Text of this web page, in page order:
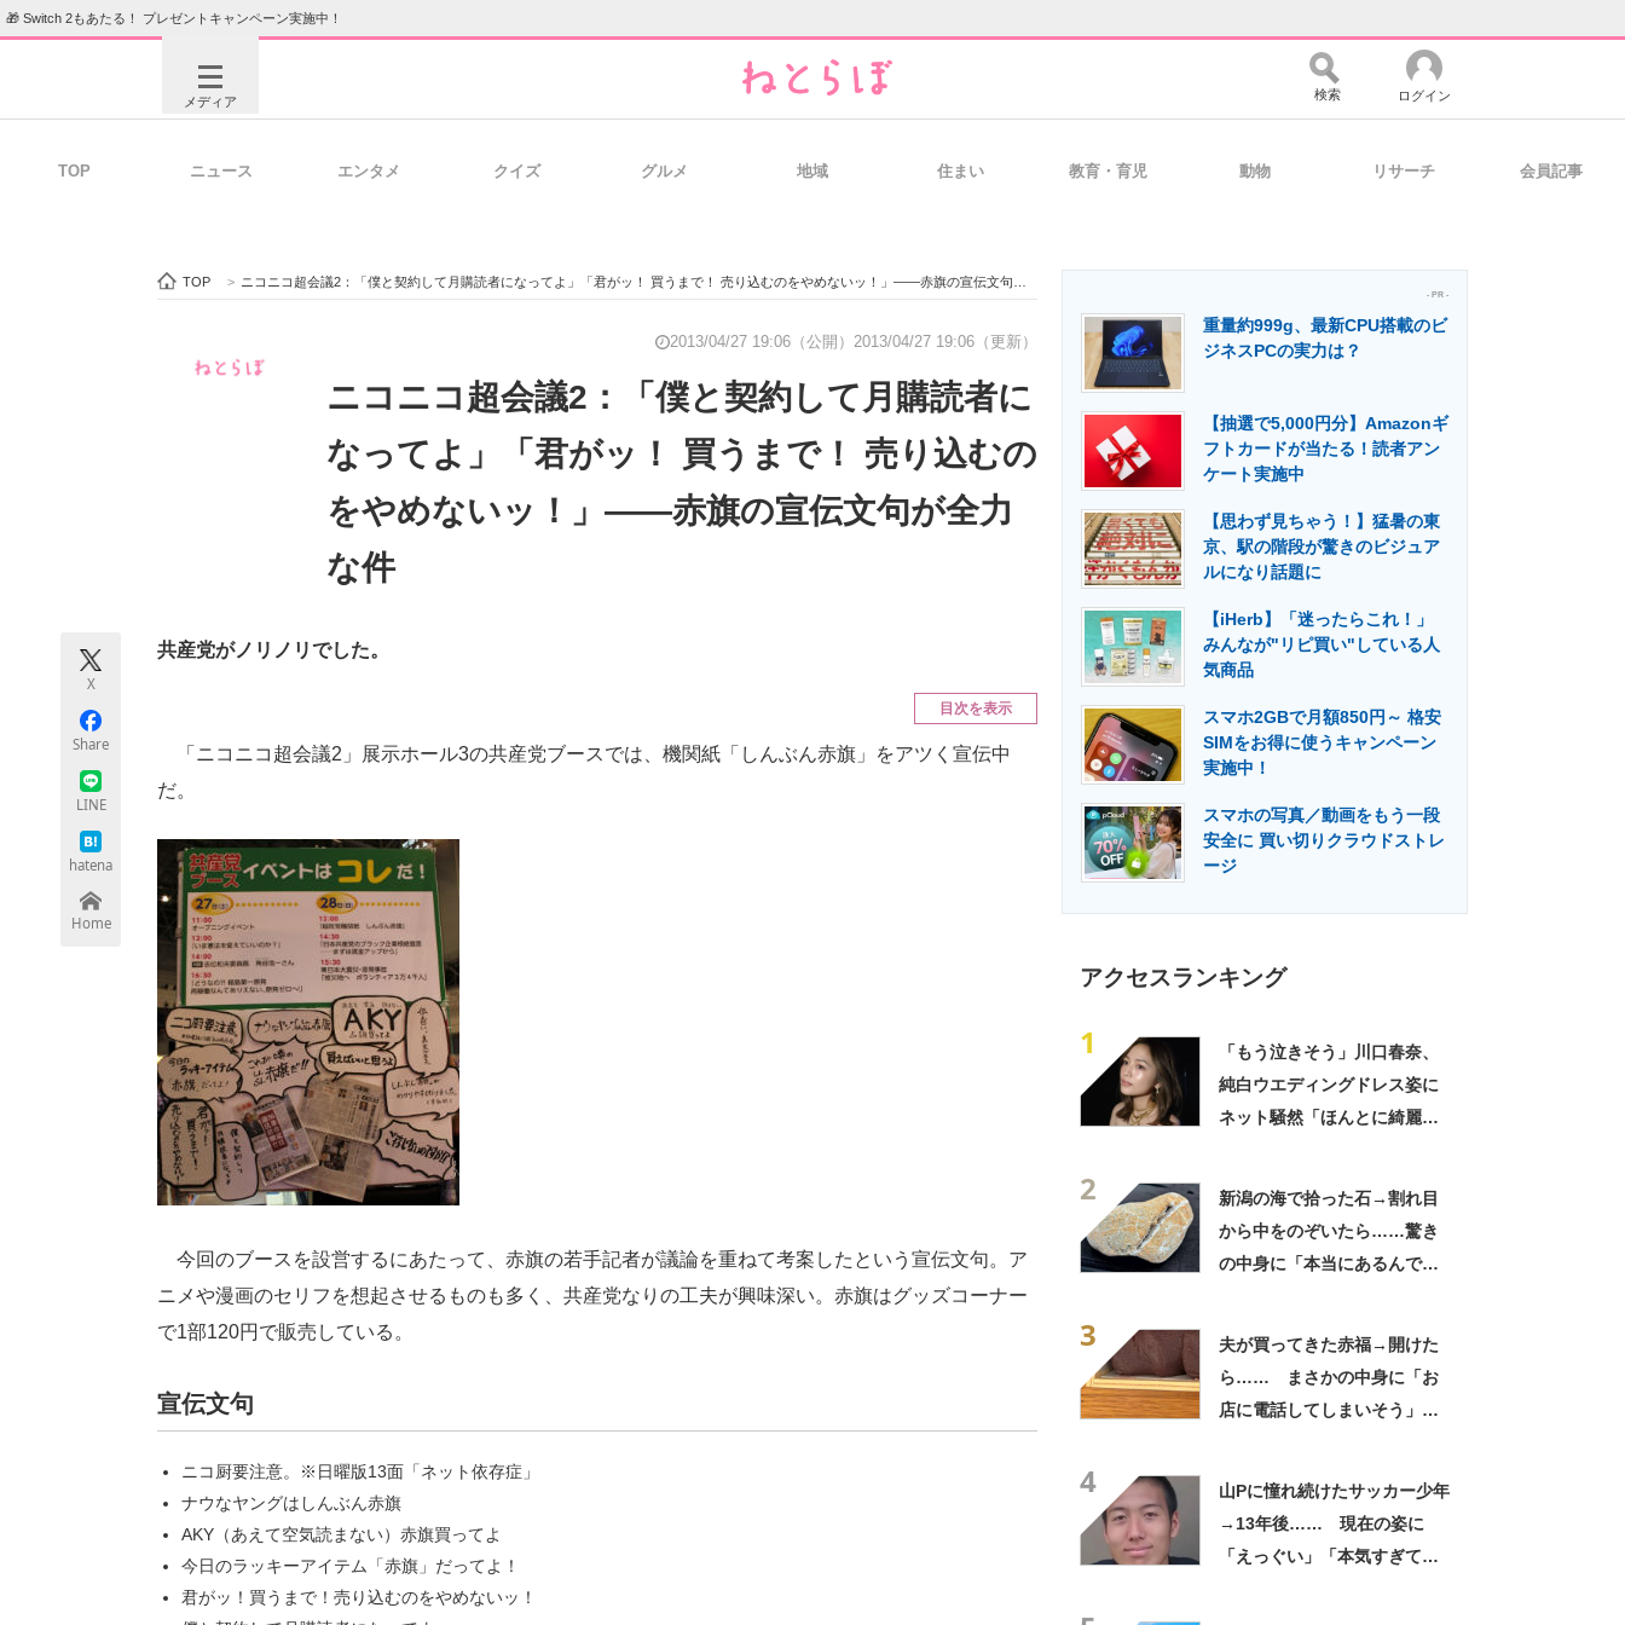
🎁 Switch 2もあたる！ プレゼントキャンペーン実施中！
メディア
経営リーダーのコミュニティ マーケ×ITの今がよく分かる
ITエンジニア向け専門サイト 企業向けIT製品の総合サイト IT製品の技術・比較・事例 製造業のIT導入・活用を支援
モノづくり技術者専門サイト エネルギーの専門メディア 建設×テクノロジーの最前線
検索 ログイン
TOP ニュース エンタメ クイズ グルメ 地域 住まい 教育・育児 動物 リサーチ 会員記事
TOP > ニコニコ超会議2：「僕と契約して月購読者になってよ」「君がッ！ 買うまで！ 売り込むのをやめないッ！」――赤旗の宣伝文句が全力な件
2013/04/27 19:06（公開） 2013/04/27 19:06（更新）
ニコニコ超会議2：「僕と契約して月購読者に
なってよ」「君がッ！ 買うまで！ 売り込むの
をやめないッ！」――赤旗の宣伝文句が全力
な件
X
Share
LINE
hatena
Home
共産党がノリノリでした。
目次を表示
「ニコニコ超会議2」展示ホール3の共産党ブースでは、機関紙「しんぶん赤旗」をアツく宣伝中
だ。
今回のブースを設営するにあたって、赤旗の若手記者が議論を重ねて考案したという宣伝文句。ア
ニメや漫画のセリフを想起させるものも多く、共産党なりの工夫が興味深い。赤旗はグッズコーナー
で1部120円で販売している。
宣伝文句
ニコ厨要注意。※日曜版13面「ネット依存症」
ナウなヤングはしんぶん赤旗
AKY（あえて空気読まない）赤旗買ってよ
今日のラッキーアイテム「赤旗」だってよ！
君がッ！買うまで！売り込むのをやめないッ！
- PR -
重量約999g、最新CPU搭載のビ
ジネスPCの実力は？
【抽選で5,000円分】Amazonギ
フトカードが当たる！読者アン
ケート実施中
【思わず見ちゃう！】猛暑の東
京、駅の階段が驚きのビジュア
ルになり話題に
【iHerb】「迷ったらこれ！」
みんなが"リピ買い"している人
気商品
スマホ2GBで月額850円～ 格安
SIMをお得に使うキャンペーン
実施中！
スマホの写真／動画をもう一段
安全に 買い切りクラウドストレ
ージ
アクセスランキング
1
「もう泣きそう」川口春奈、
純白ウエディングドレス姿に
ネット騒然「ほんとに綺麗」
2
新潟の海で拾った石→割れ目
から中をのぞいたら……驚き
の中身に「本当にあるんです
3
夫が買ってきた赤福→開けた
ら…… まさかの中身に「お
店に電話してしまいそう」
4
山Pに憧れ続けたサッカー少年
→13年後…… 現在の姿に
「えっぐい」「本気すぎて尊